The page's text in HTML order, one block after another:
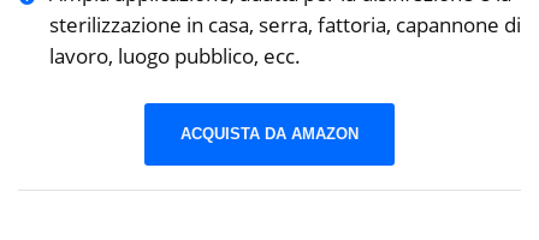
sterilizzazione in casa, serra, fattoria, capannone di
lavoro, luogo pubblico, ecc.
ACQUISTA DA AMAZON